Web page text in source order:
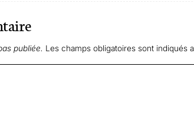
publiée. Les champs obligatoires sont indiqués